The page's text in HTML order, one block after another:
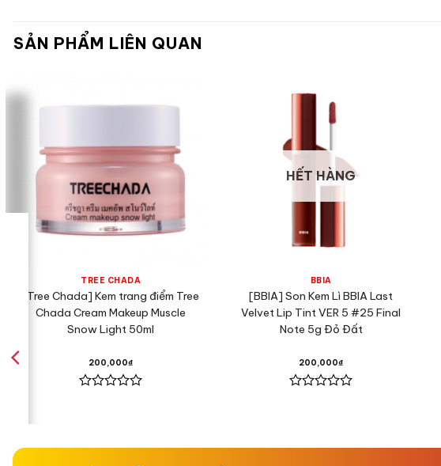
mềm mượt và không gây khô căng.
Thiết kế nhỏ gọn, tiện lợi, cùng khả
thích son kem lì. Một thỏi son có thể
SẢN PHẨM LIÊN QUAN
TREE CHADA
[Tree Chada] Kem trang điểm Tree
Chada Cream Makeup Muscle
Snow Light 50ml
200,000₫
5
HẾT HÀNG
BBIA
[BBIA] Son Kem Lì BBIA Last
Velvet Lip Tint VER 5 #25 Final
Note 5g Đỏ Đất
200,000₫
5